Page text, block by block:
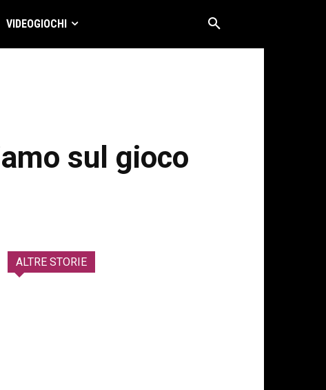
VIDEOGIOCHI
sul gioco
ALTRE STORIE